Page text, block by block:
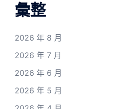
彙整
2026 年 8 月
2026 年 7 月
2026 年 6 月
2026 年 5 月